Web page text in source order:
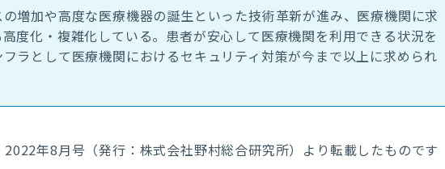
増加や高度な医療機器の誕生といった技術革新が進み、医療機関に求
度化・複雑化している。患者が安心して医療機関を利用できる状況を
ラとして医療機関におけるセキュリティ対策が今まで以上に求められ
2022年8月号（発行：株式会社野村総合研究所）より転載したものです